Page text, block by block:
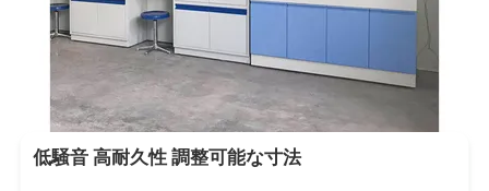
低騒音 高耐久性 調整可能な寸法